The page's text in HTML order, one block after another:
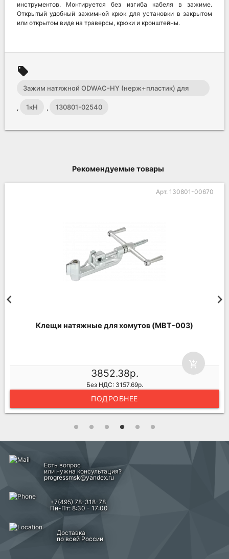
инструментов. Монтируется без изгиба кабеля в зажиме.
Открытый удобный зажимной крюк для установки в закрытом
или открытом виде на траверсы, крюки и кронштейны.
local_offer
Зажим натяжной ODWAC-HY (нерж+пластик) для
плоского кабеля до 13 мм
, 1кН , 130801-02540
Рекомендуемые товары
Арт. 130801-00670
Клещи натяжные для хомутов (MBT-003)
add_shopping_cart
3852.38р.
Без НДС: 3157.69р.
ПОДРОБНЕЕ
Есть вопрос
или нужна консультация?
progressmsk@yandex.ru
+7(495) 78-318-78
Пн-Пт: 8:30 - 17:00
Доставка
по всей России